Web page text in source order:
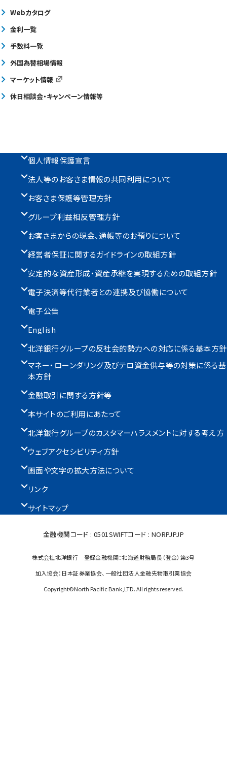
Webカタログ
金利一覧
手数料一覧
外国為替相場情報
マーケット情報
休日相談会・キャンペーン情報等
個人情報保護宣言
法人等のお客さま情報の共同利用について
お客さま保護等管理方針
グループ利益相反管理方針
お客さまからの現金、通帳等のお預りについて
経営者保証に関するガイドラインの取組方針
安定的な資産形成・資産承継を実現するための取組方針
電子決済等代行業者との連携及び協働について
電子公告
English
北洋銀行グループの反社会的勢力への対応に係る基本方針
マネー・ローンダリング及びテロ資金供与等の対策に係る基
本方針
金融取引に関する方針等
本サイトのご利用にあたって
北洋銀行グループのカスタマーハラスメントに対する考え方
ウェブアクセシビリティ方針
画面や文字の拡大方法について
リンク
サイトマップ
金融機関コード : 0501SWIFTコード : NORPJPJP
株式会社北洋銀行 登録金融機関：北海道財務局長（登金）第3号
加入協会：日本証券業協会、一般社団法人金融先物取引業協会
Copyright©North Pacific Bank,LTD. All rights reserved.